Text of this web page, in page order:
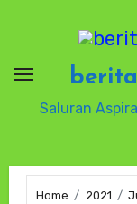
Saluran
Home 2021